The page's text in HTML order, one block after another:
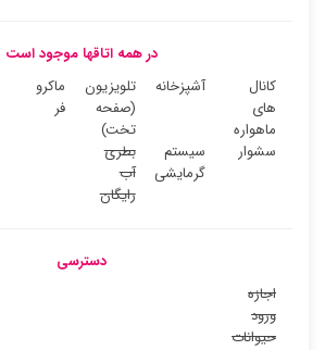
در همه اتاقها موجود است
کانال
های
ماهواره
آشپزخانه
تلویزیون
(صفحه
تخت)
ماکرو
فر
سشوار
سیستم
گرمایشی
بطری
آب
رایگان
دسترسی
اجازه
ورود
حیوانات